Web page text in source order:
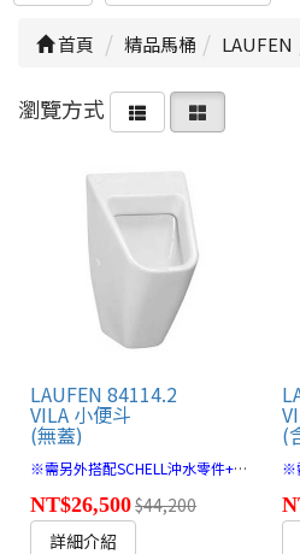
首頁 精品馬桶 LAUFEN
瀏覽方式
LAUFEN 84114.2
VILA 小便斗
(無蓋)
※需另外搭配SCHELL沖水零件+面板 🔗
NT$26,500$44,200
詳細介紹
(